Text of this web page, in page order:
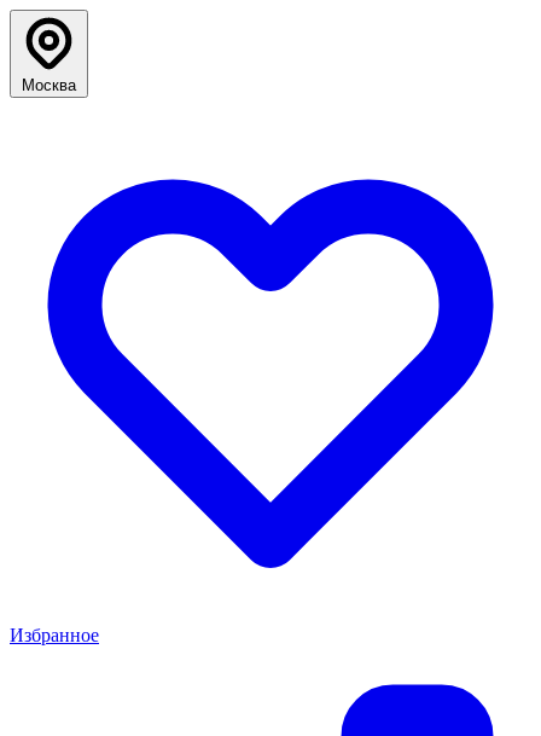
Москва
Избранное